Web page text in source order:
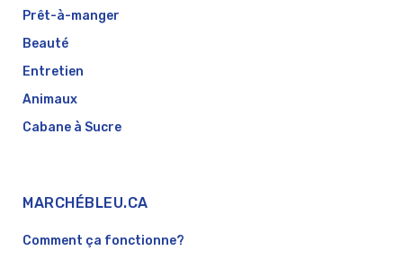
Prêt-à-manger
Beauté
Entretien
Animaux
Cabane à Sucre
MARCHÉBLEU.CA
Comment ça fonctionne?